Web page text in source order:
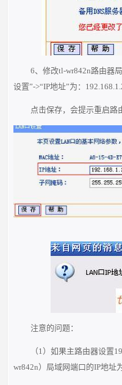
6、修改tl-wr842n路由器
设置”->“IP地址”为：
点击保存，会提示重启路
注意的问题：
（1）如果主路由器设置
wr842n）局域网端口的IP地址